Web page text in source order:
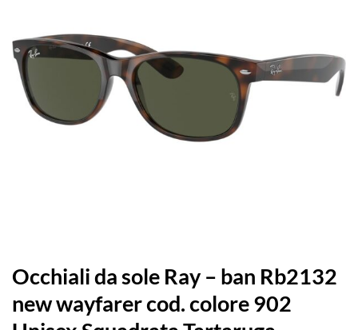
Occhiali da sole Ray – ban Rb2132
new wayfarer cod. colore 902